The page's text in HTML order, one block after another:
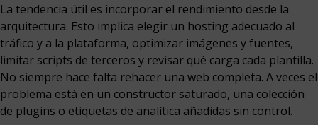
La tendencia útil es incorporar el rendimiento desde la
arquitectura. Esto implica elegir un hosting adecuado al
tráfico y a la plataforma, optimizar imágenes y fuentes,
limitar scripts de terceros y revisar qué carga cada plantilla.
No siempre hace falta rehacer una web completa. A veces el
problema está en un constructor saturado, una colección
de plugins o etiquetas de analítica añadidas sin control.